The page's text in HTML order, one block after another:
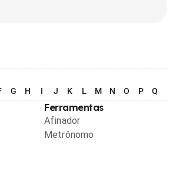
G H I J K L M N O P Q
Ferramentas
Afinador
Metrônomo